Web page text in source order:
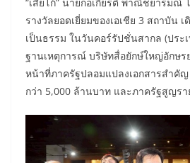
รางวัลยอดเยี่ยมของเอเชีย 3 สถาบัน
เป็นธรรม ในวันคอร์รัปชั่นสากล (ประ
ฐานเหตุการณ์ บริษัทสื่อยักษ์ใหญ่อักษร
หน้าที่ภาครัฐปลอมแปลงเอกสารสำคัญ
กว่า 5,000 ล้านบาท และภาครัฐสูญร